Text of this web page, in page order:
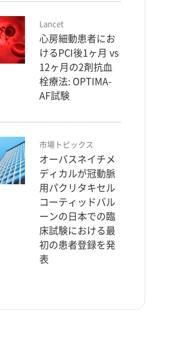
Lancet
心房細動患者にお
けるPCI後1ヶ月 vs
12ヶ月の2剤抗血
栓療法: OPTIMA-
AF試験
市場トピックス
オーバスネイチメ
ディカルが冠動脈
用パクリタキセル
コーティッドバル
ーンの日本での臨
床試験における最
初の患者登録を発
表